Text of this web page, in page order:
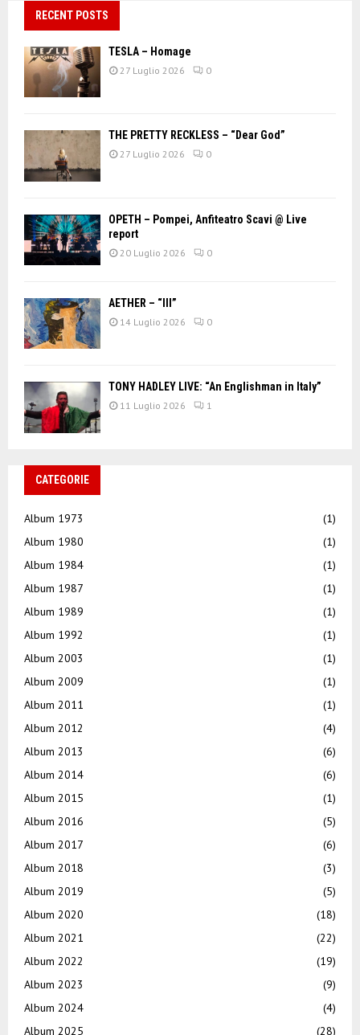
RECENT POSTS
TESLA – Homage
27 Luglio 2026 0
THE PRETTY RECKLESS – “Dear God”
27 Luglio 2026 0
OPETH – Pompei, Anfiteatro Scavi @ Live
report
20 Luglio 2026 0
AETHER – “III”
14 Luglio 2026 0
TONY HADLEY LIVE: “An Englishman in Italy”
11 Luglio 2026 1
CATEGORIE
Album 1973
(1)
Album 1980
(1)
Album 1984
(1)
Album 1987
(1)
Album 1989
(1)
Album 1992
(1)
Album 2003
(1)
Album 2009
(1)
Album 2011
(1)
Album 2012
(4)
Album 2013
(6)
Album 2014
(6)
Album 2015
(1)
Album 2016
(5)
Album 2017
(6)
Album 2018
(3)
Album 2019
(5)
Album 2020
(18)
Album 2021
(22)
Album 2022
(19)
Album 2023
(9)
Album 2024
(4)
Album 2025
(28)